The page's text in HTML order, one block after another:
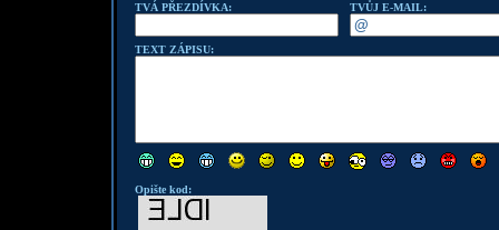
TVÁ PŘEZDÍVKA: TVŮJ E-MAIL:
TEXT ZÁPISU:
Opište kod: